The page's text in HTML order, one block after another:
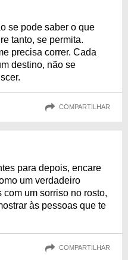
se pode saber o que
tanto, se permita.
precisa correr. Cada
destino, não se
COMPARTILHAR
para depois, encare
um verdadeiro
um sorriso no rosto,
às pessoas que te
COMPARTILHAR